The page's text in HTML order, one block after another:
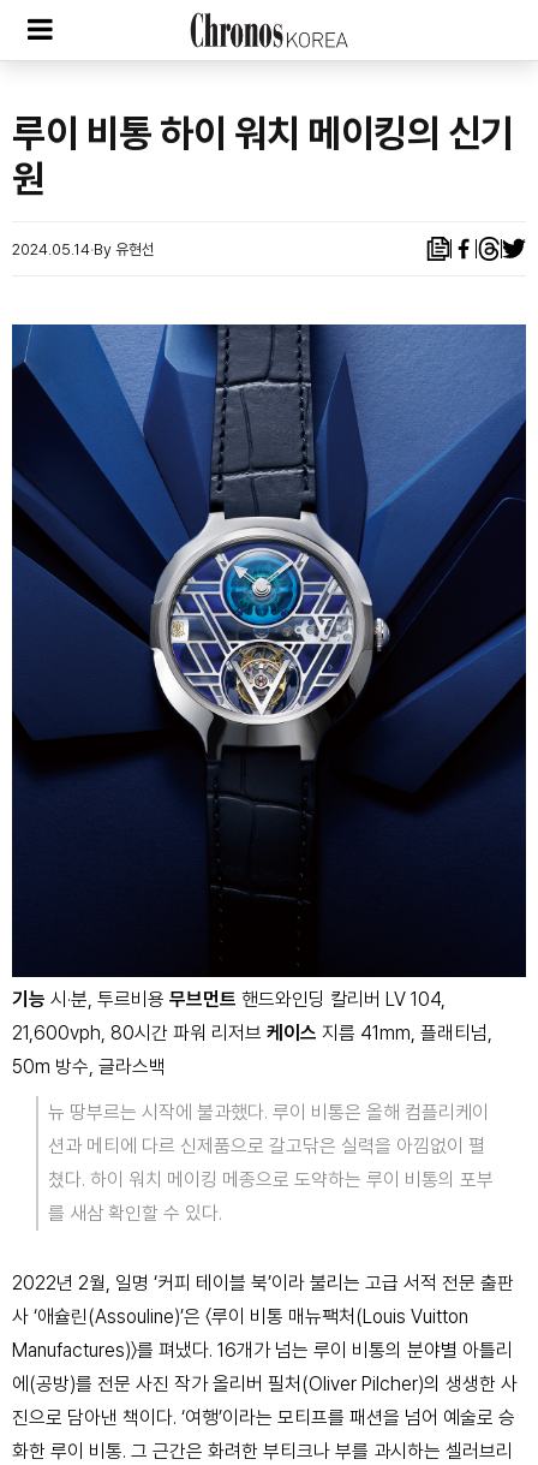
루이 비통 하이 워치 메이킹의 신기
원
2024.05.14 By 유현선
기능 시·분, 투르비용 무브먼트 핸드와인딩 칼리버 LV 104,
21,600vph, 80시간 파워 리저브 케이스 지름 41mm, 플래티넘,
50m 방수, 글라스백
뉴 땅부르는 시작에 불과했다. 루이 비통은 올해 컴플리케이
션과 메티에 다르 신제품으로 갈고닦은 실력을 아낌없이 펼
쳤다. 하이 워치 메이킹 메종으로 도약하는 루이 비통의 포부
를 새삼 확인할 수 있다.
2022년 2월, 일명 ‘커피 테이블 북’이라 불리는 고급 서적 전문 출판
사 ‘애슐린(Assouline)’은 〈루이 비통 매뉴팩처(Louis Vuitton
Manufactures)〉를 펴냈다. 16개가 넘는 루이 비통의 분야별 아틀리
에(공방)를 전문 사진 작가 올리버 필처(Oliver Pilcher)의 생생한 사
진으로 담아낸 책이다. ‘여행’이라는 모티프를 패션을 넘어 예술로 승
화한 루이 비통. 그 근간은 화려한 부티크나 부를 과시하는 셀러브리